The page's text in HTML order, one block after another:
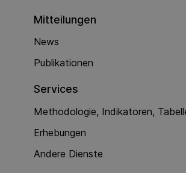
Mitteilungen
News
Publikationen
Services
Methodologie, Indikatoren,
Erhebungen
Andere Dienste